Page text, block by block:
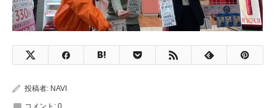
投稿者: NAVI
コメント: 0